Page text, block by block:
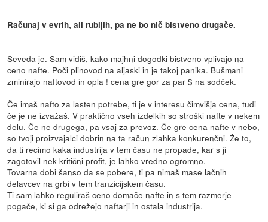
Računaj v evrih, ali rubljih, pa ne bo nič bistveno drugače.
Seveda je. Sam vidiš, kako majhni dogodki bistveno vplivajo na
ceno nafte. Poči plinovod na aljaski in je takoj panika. Bušmani
zminirajo naftovod in opla ! cena gre gor za par $ na sodček.
Če imaš nafto za lasten potrebe, ti je v interesu čimvišja cena, tudi
če je ne izvažaš. V praktično vseh izdelkih so stroški nafte v nekem
delu. Če ne drugega, pa vsaj za prevoz. Če gre cena nafte v nebo,
so tvoji proizvajalci dobrin na ta račun zlahka konkurenčni. Že to,
da ti recimo kaka industrija v tem času ne propade, kar s ji
zagotovil nek kritični profit, je lahko vredno ogromno.
Tovarna dobi šanso da se pobere, ti pa nimaš mase lačnih
delavcev na grbi v tem tranzicijskem času.
Ti sam lahko reguliraš ceno domače nafte in s tem razmerje
pogače, ki si ga odrežejo naftarji in ostala industrija.